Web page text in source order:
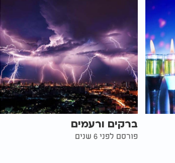
ברקים ורעמים
פורסם לפני 6 שנים